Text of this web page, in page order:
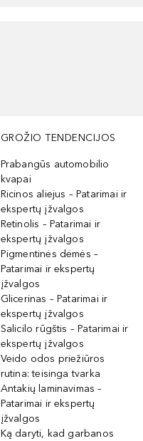
GROŽIO TENDENCIJOS
Prabangūs automobilio
kvapai
Ricinos aliejus – Patarimai ir
ekspertų įžvalgos
Retinolis – Patarimai ir
ekspertų įžvalgos
Pigmentinės dėmės –
Patarimai ir ekspertų
įžvalgos
Glicerinas – Patarimai ir
ekspertų įžvalgos
Salicilo rūgštis – Patarimai ir
ekspertų įžvalgos
Veido odos priežiūros
rutina: teisinga tvarka
Antakių laminavimas –
Patarimai ir ekspertų
įžvalgos
Ką daryti, kad garbanos